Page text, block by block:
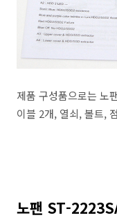
제품 구성품으로는 노
이블 2개, 열쇠, 볼트,
노팬 ST-